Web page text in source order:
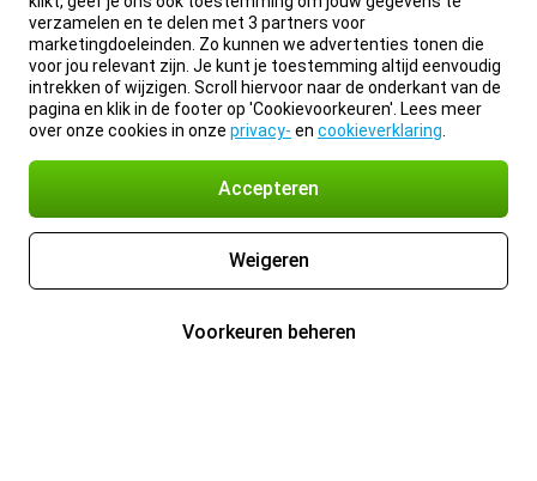
verzamelen en te delen met 3 partners voor
marketingdoeleinden. Zo kunnen we advertenties tonen die
voor jou relevant zijn. Je kunt je toestemming altijd eenvoudig
intrekken of wijzigen. Scroll hiervoor naar de onderkant van de
pagina en klik in de footer op 'Cookievoorkeuren'. Lees meer
over onze cookies in onze privacy- en cookieverklaring
Accepteren
Weigeren
Voorkeuren beheren